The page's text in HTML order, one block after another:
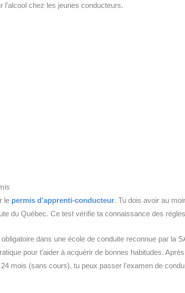
l’alcool chez les jeunes conducteurs.
le permis d’apprenti-conducteur. Tu dois avoir au
du Québec. Ce test vérifie ta connaissance des
dans une école de conduite reconnue par la
pour t’aider à acquérir de bonnes habitudes.
mois (sans cours), tu peux passer l’examen de